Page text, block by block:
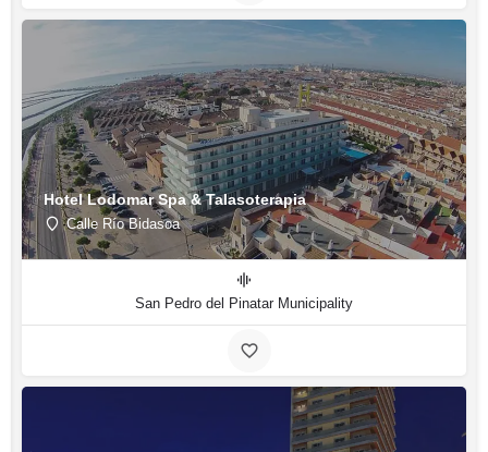
Hotel Lodomar Spa & Talasoterapia
Calle Río Bidasoa
San Pedro del Pinatar Municipality